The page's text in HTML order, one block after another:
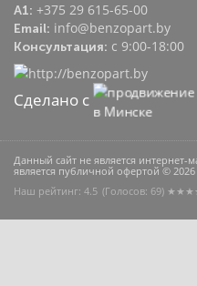
A1: +375 29 615-65-00
Email: info@benzopart.by
Консультация: с 9:00-18:00
Сделано с
Данный сайт не является
является публичной офертой © 2026
Наш рейтинг: 4.5 (Голосов: 69)